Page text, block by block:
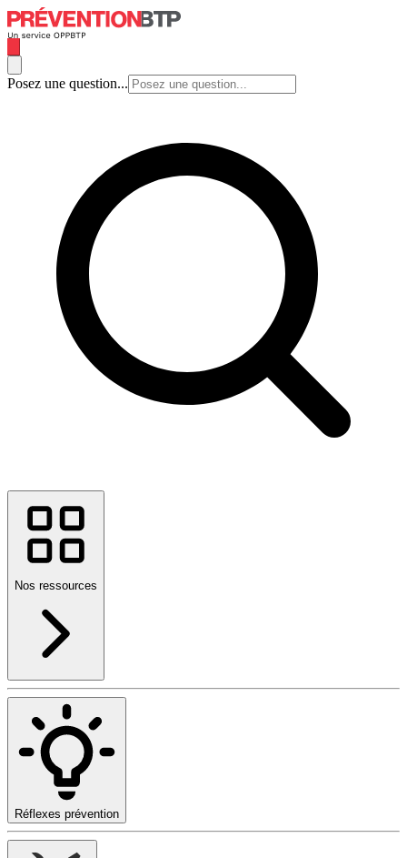
Posez une question...
Nos ressources
Réflexes prévention